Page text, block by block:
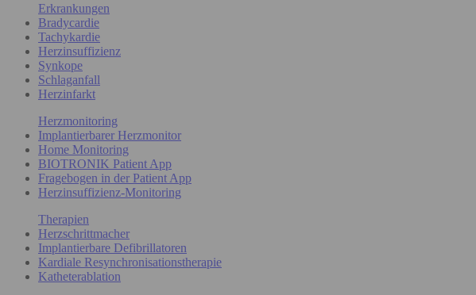
Erkrankungen
Bradycardie
Tachykardie
Herzinsuffizienz
Synkope
Schlaganfall
Herzinfarkt
Herzmonitoring
Implantierbarer Herzmonitor
Home Monitoring
BIOTRONIK Patient App
Fragebogen in der Patient App
Herzinsuffizienz-Monitoring
Therapien
Herzschrittmacher
Implantierbare Defibrillatoren
Kardiale Resynchronisationstherapie
Katheterablation